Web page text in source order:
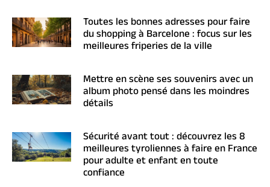
Toutes les bonnes adresses pour faire
du shopping à Barcelone : focus sur les
meilleures friperies de la ville
Mettre en scène ses souvenirs avec un
album photo pensé dans les moindres
détails
Sécurité avant tout : découvrez les 8
meilleures tyroliennes à faire en France
pour adulte et enfant en toute
confiance